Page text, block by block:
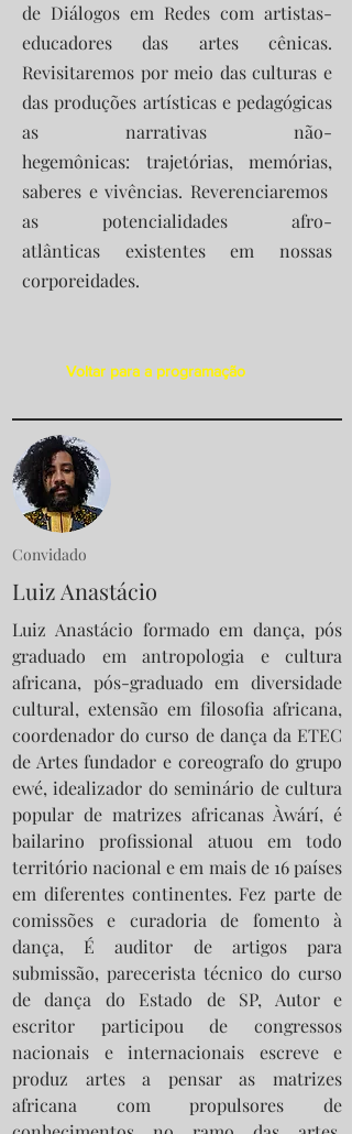
de Diálogos em Redes com artistas-
educadores das artes cênicas.
Revisitaremos por meio das culturas e
das produções artísticas e pedagógicas
as narrativas não-
hegemônicas: trajetórias, memórias,
saberes e vivências. Reverenciaremos
as potencialidades afro-
atlânticas existentes em nossas
corporeidades.
Voltar para a programação
Convidado
Luiz Anastácio
Luiz Anastácio formado em dança, pós
graduado em antropologia e cultura
africana, pós-graduado em diversidade
cultural, extensão em filosofia africana,
coordenador do curso de dança da ETEC
de Artes fundador e coreografo do grupo
ewé, idealizador do seminário de cultura
popular de matrizes africanas Àwárí, é
bailarino profissional atuou em todo
território nacional e em mais de 16 países
em diferentes continentes. Fez parte de
comissões e curadoria de fomento à
dança, É auditor de artigos para
submissão, parecerista técnico do curso
de dança do Estado de SP, Autor e
escritor participou de congressos
nacionais e internacionais escreve e
produz artes a pensar as matrizes
africana com propulsores de